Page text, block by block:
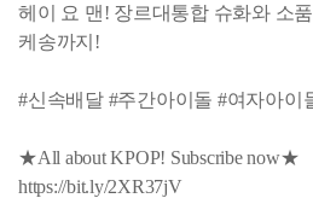
헤이 요 맨! 장르대통합 슈화와 소
케송까지!
#신속배달 #주간아이돌 #여자아이
★All about KPOP! Subscribe now★
https://bit.ly/2XR37jV